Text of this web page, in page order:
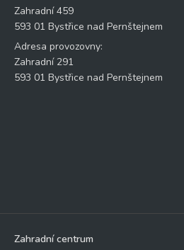
Zahradní 459
593 01 Bystřice nad Pernštejnem
Adresa provozovny:
Zahradní 291
593 01 Bystřice nad Pernštejnem
Zahradní centrum